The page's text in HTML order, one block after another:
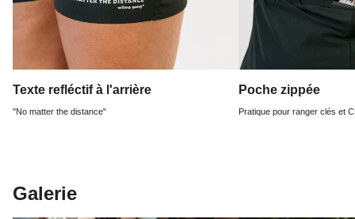
Texte refléctif à l'arrière
"No matter the distance"
Poche zippée
Pratique pour ranger clés et
Galerie